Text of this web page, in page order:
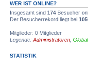
WER IST ONLINE?
Insgesamt sind 174 Besucher
Der Besucherrekord liegt bei
Mitglieder: 0 Mitglieder
Legende: Administratoren
STATISTIK